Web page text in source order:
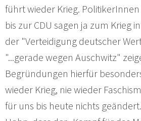
führt wieder Krieg.
bis zur CDU sagen ja zum Krieg
der "Verteidigung deutscher
"...gerade wegen Auschwitz"
Begründungen hierfür
wieder Krieg, nie wieder
für uns bis heute nichts